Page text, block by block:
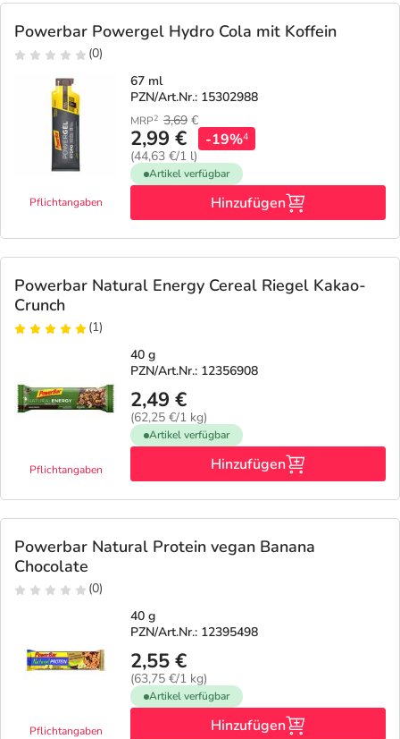
Tierapotheke
Vitamine & Mineralstoffe
Marken
Salus Deals
Powerbar Powergel Hydro Cola mit Koffein
(0)
Pflichtangaben
67 ml
PZN/Art.Nr.: 15302988
MRP2 3,69 €
2,99 €
(44,63 €/1 l)
-19%4
Artikel verfügbar
Hinzufügen
Powerbar Natural Energy Cereal Riegel Kakao-
Crunch
(1)
Pflichtangaben
40 g
PZN/Art.Nr.: 12356908
2,49 €
(62,25 €/1 kg)
Artikel verfügbar
Hinzufügen
Powerbar Natural Protein vegan Banana
Chocolate
(0)
Pflichtangaben
40 g
PZN/Art.Nr.: 12395498
2,55 €
(63,75 €/1 kg)
Artikel verfügbar
Hinzufügen